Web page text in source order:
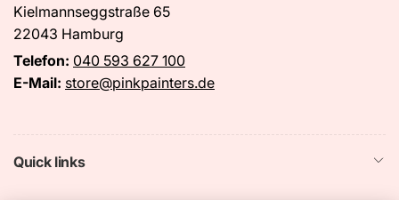
Kielmannseggstraße 65
22043 Hamburg
Telefon: 040 593 627 100
E-Mail: store@pinkpainters.de
Quick links